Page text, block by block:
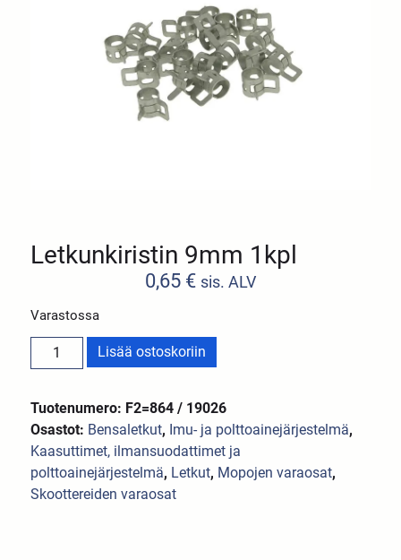
Letkunkiristin 9mm 1kpl
0,65 € sis. ALV
Varastossa
Lisää ostoskoriin
Tuotenumero: F2=864 / 19026
Osastot: Bensaletkut, Imu- ja polttoainejärjestelmä,
Kaasuttimet, ilmansuodattimet ja
polttoainejärjestelmä, Letkut, Mopojen varaosat,
Skoottereiden varaosat